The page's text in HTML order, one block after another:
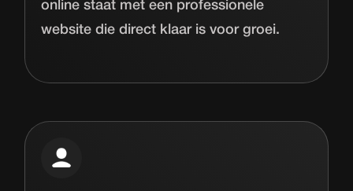
online staat met een professionele
website die direct klaar is voor groei.